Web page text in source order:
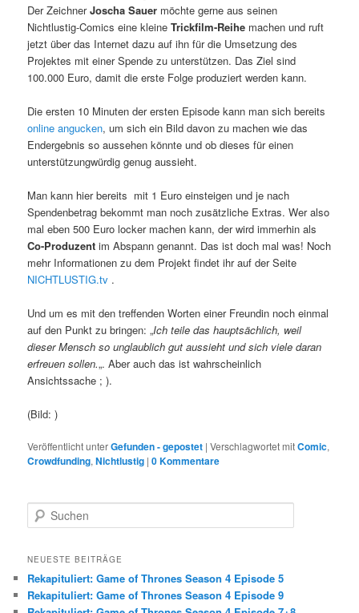
Der ZeichnerJoscha Sauer möchte gerne aus seinen
Nichtlustig-Comics eine kleineTrickfilm-Reihe machen und ruft
jetzt über das Internet dazu auf ihn für die Umsetzung des
Projektes mit einer Spende zu unterstützen. Das Ziel sind
100.000 Euro, damit die erste Folge produziert werden kann.
Die ersten 10 Minuten der ersten Episode kann man sich bereits
online angucken, um sich ein Bild davon zu machen wie das
Endergebnis so aussehen könnte und ob dieses für einen
unterstützungwürdig genug aussieht.
Man kann hier bereits mit 1 Euro einsteigen und je nach
Spendenbetrag bekommt man noch zusätzliche Extras. Wer also
mal eben 500 Euro locker machen kann, der wird immerhin als
Co-Produzent im Abspann genannt. Das ist doch mal was! Noch
mehr Informationen zu dem Projekt findet ihr auf der Seite
NICHTLUSTIG.tv .
Und um es mit den treffenden Worten einer Freundin noch einmal
auf den Punkt zu bringen: „Ich teile das hauptsächlich, weil
dieser Mensch so unglaublich gut aussieht und sich viele daran
erfreuen sollen.„. Aber auch das ist wahrscheinlich
Ansichtssache ; ).
(Bild: )
Veröffentlicht unterGefunden - gepostet |Verschlagwortet mitComic,
Crowdfunding,Nichtlustig |0 Kommentare
u
h
n
NEUESTE BEITRÄGE
Rekapituliert: Game of Thrones Season 4 Episode 5
Rekapituliert: Game of Thrones Season 4 Episode 9